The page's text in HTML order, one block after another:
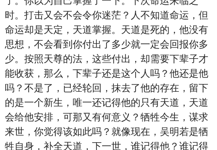
时。打击又会不会令你迷茫？人不知道命运，但
命运却是天定，天道掌握。天道是死的，他没有
思想，不会看到你付出了多少就一定会回报你多
少。按照天尊的法，这些付出，却需要下辈子才
能收获，那么，下辈子还是这个人吗？他还是他
吗？不是了，已经轮回，抹去了他的存在，留下
的是一个新生，唯一还记得他的只有天道，天道
会给他安排，可那又有何意义？牺牲今生，谋求
来世，你觉得该如此吗？就像现在，吴明若是牺
牲自身，补全天道，下一世，谁记得他？谁记得